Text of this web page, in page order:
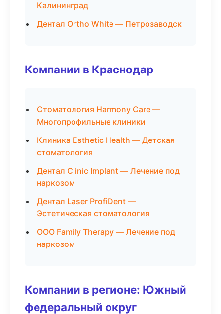
Калининград
Дентал Ortho White — Петрозаводск
Компании в Краснодар
Стоматология Harmony Care —
Многопрофильные клиники
Клиника Esthetic Health — Детская
стоматология
Дентал Clinic Implant — Лечение под
наркозом
Дентал Laser ProfiDent —
Эстетическая стоматология
ООО Family Therapy — Лечение под
наркозом
Компании в регионе: Южный
федеральный округ